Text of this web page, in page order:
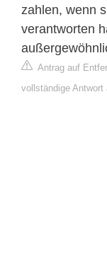
zahlen, wenn
verantworten
Antrag auf
vollständige